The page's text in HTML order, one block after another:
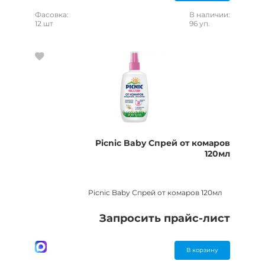
Фасовка:
12 шт
В наличии:
96 уп.
Picnic Baby Спрей от комаров
120мл
Picnic Baby Спрей от комаров 120мл
Запросить прайс-лист
В корзину